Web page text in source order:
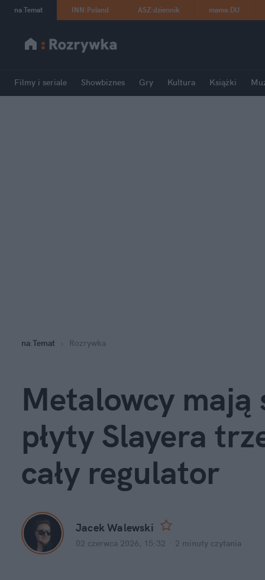
na:Temat INN:Poland ASZ:dziennik mama:DU
Filmy i seriale Showbiznes Gry Kultura Książki
na:Temat Rozrywka
Metalowcy mają
płyty Slayera
cały regulator
Jacek Walewski
02 czerwca 2026, 15:32 2 minuty czytania